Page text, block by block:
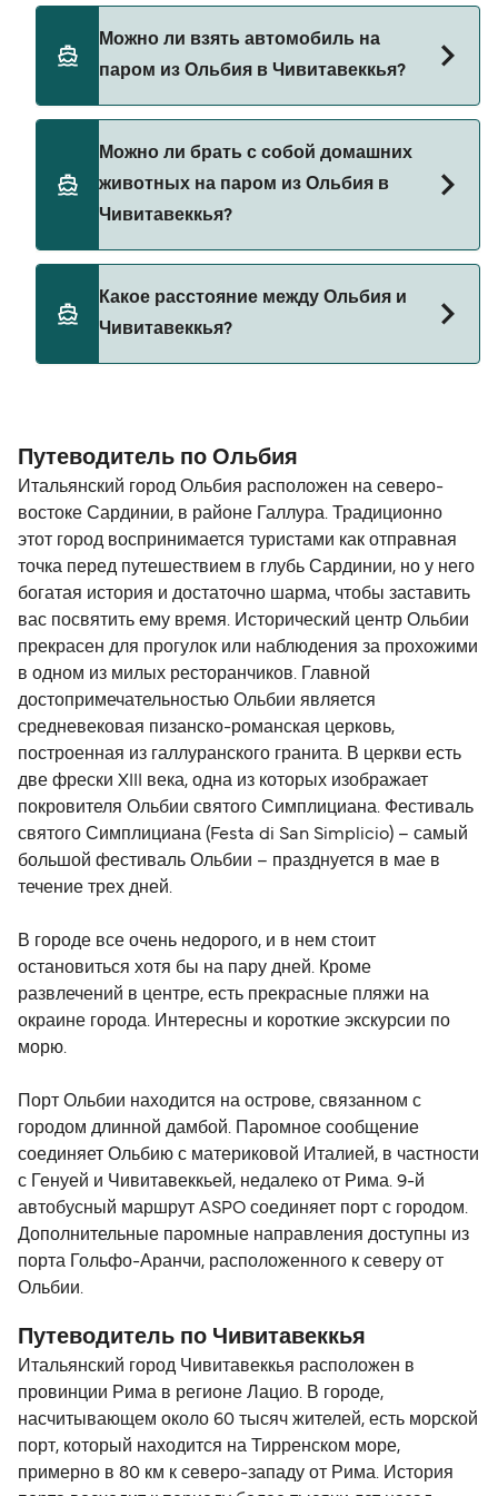
пароме из Ольбия в Чивитавеккья с
Можно ли взять автомобиль на
паром из Ольбия в Чивитавеккья?
автомобилем из Ольбия в Чивитавеккья с
Grimaldi Lines
Tirrenia
Можно ли брать с собой домашних
животных на паром из Ольбия в
Чивитавеккья?
борт парома. Возможно, вам понадобится
паспорт для питомца. Пожалуйста, ознакомьтесь
с правилами перевозки животных у операторов
Grimaldi Lines
Какое расстояние между Ольбия и
Чивитавеккья?
Путеводитель по Ольбия
Итальянский город Ольбия расположен на северо-
востоке Сардинии, в районе Галлура. Традиционно
этот город воспринимается туристами как отправная
точка перед путешествием в глубь Сардинии, но у него
богатая история и достаточно шарма, чтобы заставить
вас посвятить ему время. Исторический центр Ольбии
прекрасен для прогулок или наблюдения за прохожими
в одном из милых ресторанчиков. Главной
достопримечательностью Ольбии является
средневековая пизанско-романская церковь,
построенная из галлуранского гранита. В церкви есть
две фрески XIII века, одна из которых изображает
покровителя Ольбии святого Симплициана. Фестиваль
святого Симплициана (Festa di San Simplicio) – самый
большой фестиваль Ольбии – празднуется в мае в
течение трех дней.
В городе все очень недорого, и в нем стоит
остановиться хотя бы на пару дней. Кроме
развлечений в центре, есть прекрасные пляжи на
окраине города. Интересны и короткие экскурсии по
морю.
Порт Ольбии находится на острове, связанном с
городом длинной дамбой. Паромное сообщение
соединяет Ольбию с материковой Италией, в частности
с Генуей и Чивитавеккьей, недалеко от Рима. 9-й
автобусный маршрут ASPO соединяет порт с городом.
Дополнительные паромные направления доступны из
порта Гольфо-Аранчи, расположенного к северу от
Ольбии.
Путеводитель по Чивитавеккья
Итальянский город Чивитавеккья расположен в
провинции Рима в регионе Лацио. В городе,
насчитывающем около 60 тысяч жителей, есть морской
порт, который находится на Тирренском море,
примерно в 80 км к северо-западу от Рима. История